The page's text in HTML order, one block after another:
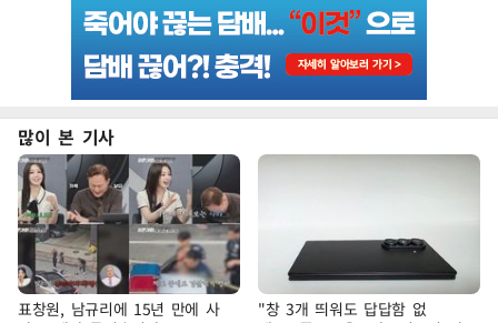
많이 본 기사
표창원, 남규리에 15년 만에 사
"창 3개 띄워도 답답함 없